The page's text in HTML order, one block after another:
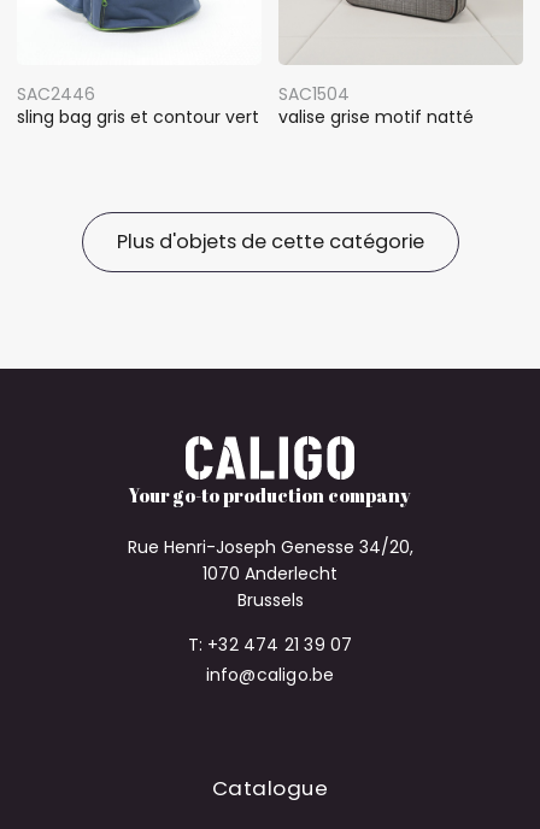
SAC2446
sling bag gris et contour vert
SAC1504
valise grise motif natté
Plus d'objets de cette catégorie
Your go-to production company
Rue Henri-Joseph Genesse 34/20,
1070 Anderlecht
Brussels
T: +32 474 21 39 07
info@caligo.be
Catalogue